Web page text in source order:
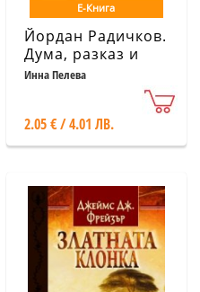
Е-Книга
Йордан Радичков.
Дума, разказ и
тъга
Инна Пелева
2.05 € / 4.01 ЛВ.